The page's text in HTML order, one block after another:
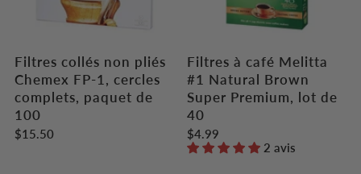
Filtres collés non pliés
Chemex FP-1, cercles
complets, paquet de
100
$15.50
Filtres à café Melitta
#1 Natural Brown
Super Premium, lot de
40
$4.99
2 avis